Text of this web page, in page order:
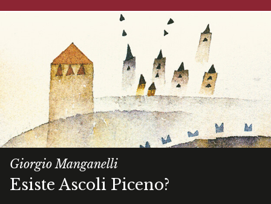
Giorgio Manganelli
Esiste Ascoli Piceno?